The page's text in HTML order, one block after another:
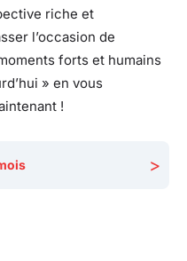
riche et
l’occasion de
forts et humains
» en vous
!
>